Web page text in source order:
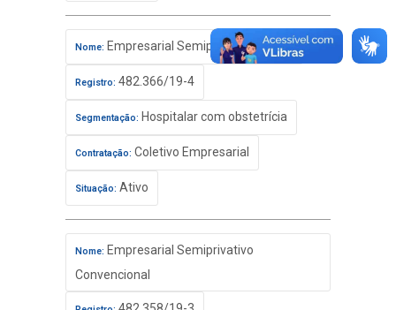
Nome: Empresarial Semiprivativo Básico
Registro: 482.366/19-4
Segmentação: Hospitalar com obstetrícia
Contratação: Coletivo Empresarial
Situação: Ativo
Nome: Empresarial Semiprivativo
Convencional